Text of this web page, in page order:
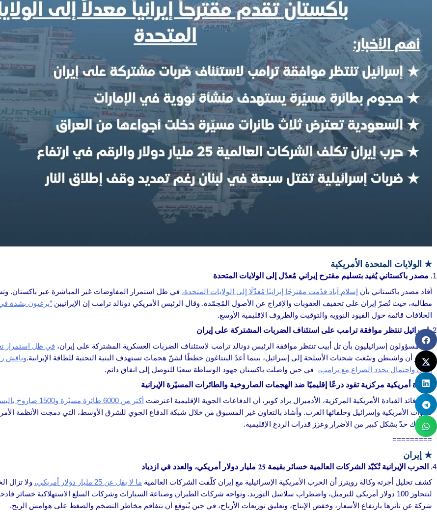
★ الولايات المتحدة الأمريكية
مصدر باكستاني يُفيد بتسليم مقترح إيراني مُعدّل إلى الولايات المتحدة
أفاد مصدر باكستاني بأن إسلام آباد قدّمت مقترحًا إيرانيًا مُعدّلًا إلى الولايات المتحدة، في ظل استمرار المفاوضات غير المباشرة عبر باكستان.
مطالبه، حيث تُصرّ إيران على تخفيف العقوبات والإفراج عن الأصول المُجمّدة. وقال الرئيس الأمريكي دونالد ترامب إن الإيرانيين “يرغبون بشدة
الخلافات قائمة حول القيود النووية والتوقيت والظروف الإقليمية الأوسع.
إسرائيل تنتظر موافقة ترامب على استئناف الضربات المشتركة على إيران
أفاد مسؤولون إسرائيليون بأن تل أبيب تنتظر موافقة الرئيس دونالد ترامب لاستئناف الضربات العسكرية المشتركة على إيران، في ظل استمرار
تقارير أن واشنطن وسّعت شحنات الأسلحة إلى إسرائيل، بينما أعدّ البنتاغون خططًا لشنّ هجمات تستهدف البنية التحتية للطاقة الإيرانية.وناقش
إيران واحتمال تجدد الصراع مع ترامب، في حين واصلت باكستان جهود الوساطة سعيًا للتوصل إلى اتفاق دائم.
قيادة أمريكية مركزية تقود درعًا إقليميًا ضد الهجمات الصاروخية والطائرات المسيّرة الإيرانية
أعلن قائد القيادة الأمريكية المركزية، الأدميرال براد كوبر، أن الدفاعات الجوية الإقليمية اعترضت أكثر من 6000 طائرة مسيّرة و1500 صاروخ باليستي
للقوات الأمريكية وإسرائيل وحلفائها العرب. وأشاد بالتعاون غير المسبوق من خلال شبكة الدفاع الجوي للشرق الأوسط، التي دمجت الأنظمة
مشترك حدّ بشكل كبير من الأضرار وعزز قدرات الردع الإقليمية.
=========
★ إيران
الحرب الإيرانية تُكبّد الشركات العالمية خسائر بقيمة 25 مليار دولار أمريكي، والعدد في ازدياد
كشف تحليل أجرته وكالة رويترز أن الحرب الأمريكية الإسرائيلية مع إيران كلّفت الشركات العالمية ما لا يقل عن 25 مليار دولار أمريكي،
ولا تزال
شركة عن تأثرها بارتفاع الأسعار، وخفض الإنتاج، وتعليق توزيعات الأرباح، في حين يُتوقع أن تتفاقم مخاطر التضخم والضغط على هوامش الربح.